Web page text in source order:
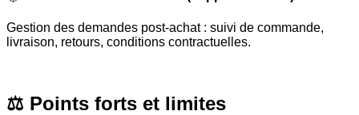
Gestion des demandes post-achat : suivi de commande,
livraison, retours, conditions contractuelles.
⚖️ Points forts et limites